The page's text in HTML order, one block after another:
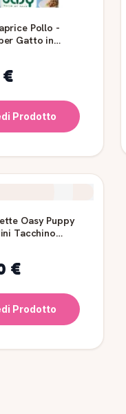
Pollo -
Gatto in
Prodotto
Oasy Puppy
Tacchino
€
Prodotto